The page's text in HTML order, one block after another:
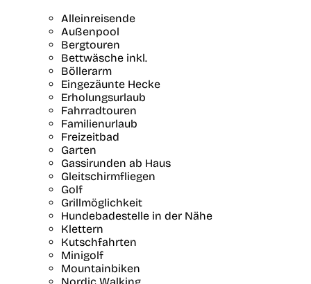
Alleinreisende
Außenpool
Bergtouren
Bettwäsche inkl.
Böllerarm
Eingezäunte Hecke
Erholungsurlaub
Fahrradtouren
Familienurlaub
Freizeitbad
Garten
Gassirunden ab Haus
Gleitschirmfliegen
Golf
Grillmöglichkeit
Hundebadestelle in der Nähe
Klettern
Kutschfahrten
Minigolf
Mountainbiken